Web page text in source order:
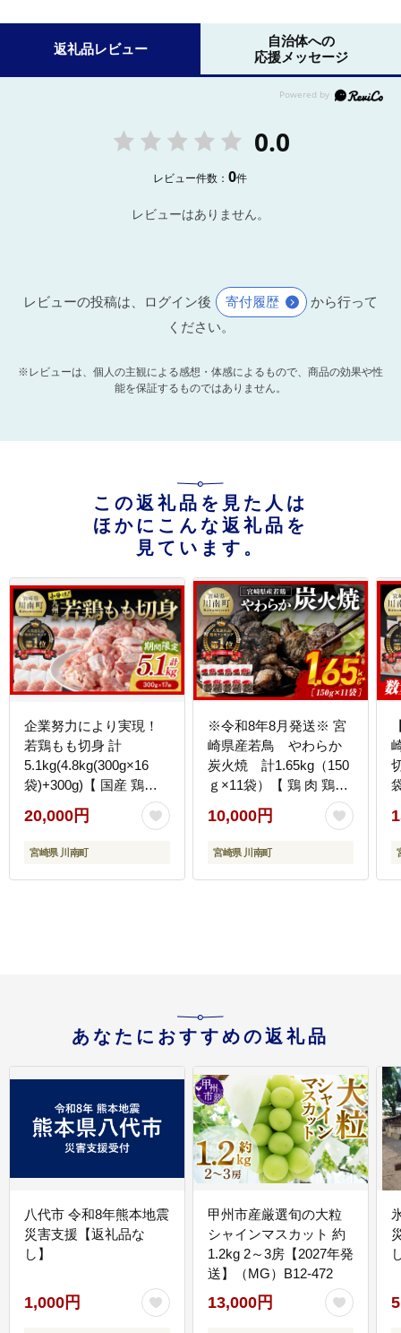
返礼品レビュー
自治体への
応援メッセージ
0.0
レビュー件数：0件
レビューはありません。
レビューの投稿は、ログイン後 寄付履歴
から行って
ください。
※レビューは、個人の主観による感想・体感によるもので、商品の効果や性
能を保証するものではありません。
この返礼品を見た人は
ほかにこんな返礼品を
見ています。
企業努力により実現！
若鶏もも切身 計
5.1kg(4.8kg(300g×16
袋)+300g)【 国産 鶏肉
肉 とり もも肉 モモ
5.1kg からあげ 唐揚げ
チキン南蛮 送料無料 】
20,000円
宮崎県 川南町
※令和8年8月発送※ 宮
崎県産若鳥 やわらか
炭火焼 計1.65kg（150
ｇ×11袋）【 鶏 肉 鶏肉
国産 とり 九州産 鳥 宮
崎県産 小分け 炭火焼き
】 [C00901r808]
10,000円
宮崎県 川南町
あなたにおすすめの返礼品
八代市 令和8年熊本地震
災害支援【返礼品な
し】
1,000円
甲州市産厳選旬の大粒
シャインマスカット 約
1.2kg 2～3房【2027年発
送】（MG）B12-472
13,000円